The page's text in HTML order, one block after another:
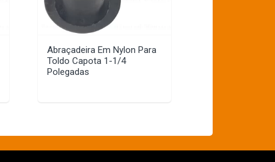
Abraçadeira Em Nylon Para
Toldo Capota 1-1/4
Polegadas